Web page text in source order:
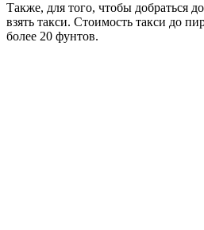
Также, для того, чтобы добраться
взять такси. Стоимость такси до
более 20 фунтов.